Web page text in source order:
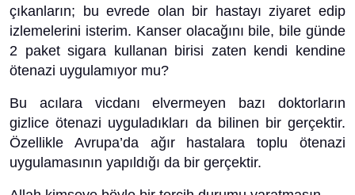
çıkanların; bu evrede olan bir hastayı ziyaret edip
izlemelerini isterim. Kanser olacağını bile, bile günde
2 paket sigara kullanan birisi zaten kendi kendine
ötenazi uygulamıyor mu?
Bu acılara vicdanı elvermeyen bazı doktorların
gizlice ötenazi uyguladıkları da bilinen bir gerçektir.
Özellikle Avrupa’da ağır hastalara toplu ötenazi
uygulamasının yapıldığı da bir gerçektir.